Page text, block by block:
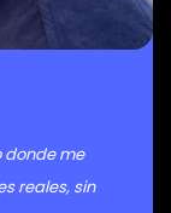
donde me
reales, sin